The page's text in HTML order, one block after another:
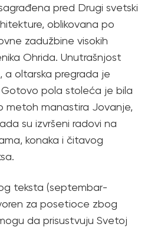
pred Drugi svetski
oblikovana po
zadužbine visokih
Ohrida. Unutrašnjost
a oltarska pregrada je
pola stoleća je bila
metoh manastira Jovanje,
su izvršeni radovi na
konaka i čitavog
teksta (septembar-
za posetioce zbog
da prisustvuju Svetoj